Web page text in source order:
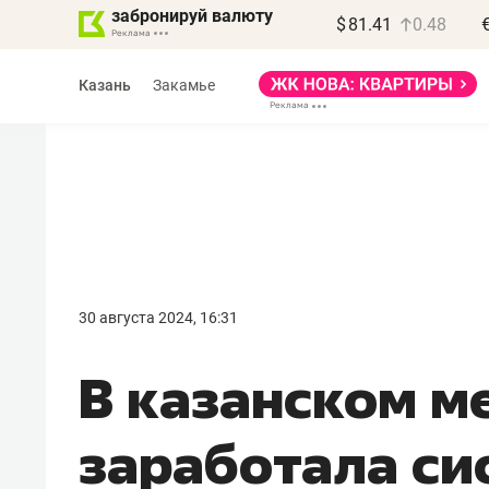
забронируй валюту $ 81.41 0.48
Казань Закамье
30 августа 2024, 16:31
В казанском
заработала
правил, бизнес может
потерять минимум
полгода»